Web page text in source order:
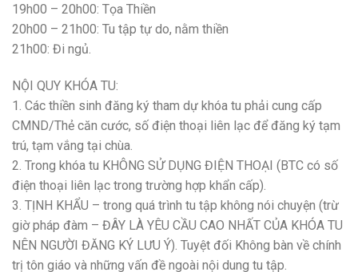
19h00 – 20h00: Tọa Thiền
20h00 – 21h00: Tu tập tự do, nằm thiền
21h00: Đi ngủ.
NỘI QUY KHÓA TU:
1. Các thiền sinh đăng ký tham dự khóa tu phải cung cấp
CMND/Thẻ căn cước, số điện thoại liên lạc để đăng ký tạm
trú, tạm vắng tại chùa.
2. Trong khóa tu KHÔNG SỬ DỤNG ĐIỆN THOẠI (BTC có số
điện thoại liên lạc trong trường hợp khẩn cấp).
3. TỊNH KHẨU – trong quá trình tu tập không nói chuyện (trừ
giờ pháp đàm – ĐÂY LÀ YÊU CẦU CAO NHẤT CỦA KHÓA TU
NÊN NGƯỜI ĐĂNG KÝ LƯU Ý). Tuyệt đối Không bàn về chính
trị tôn giáo và những vấn đề ngoài nội dung tu tập.